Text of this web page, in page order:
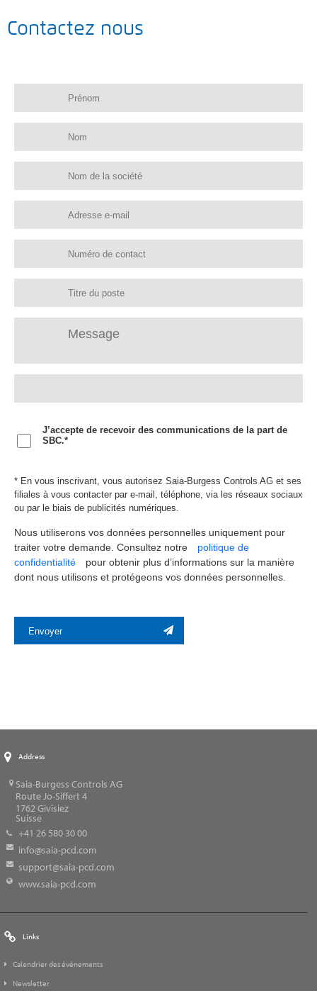
Contactez nous
J’accepte de recevoir des communications de la part de
SBC.*
* En vous inscrivant, vous autorisez Saia-Burgess Controls AG et ses
filiales à vous contacter par e-mail, téléphone, via les réseaux sociaux
ou par le biais de publicités numériques.
Nous utiliserons vos données personnelles uniquement pour
traiter votre demande. Consultez notre
politique de
confidentialité
pour obtenir plus d’informations sur la manière
dont nous utilisons et protégeons vos données personnelles.
Envoyer
Address
Saia-Burgess Controls AG
Route Jo-Siffert 4
1762Givisiez
Suisse
+41 26 580 30 00
info@saia-pcd.com
support@saia-pcd.com
www.saia-pcd.com
Links
Calendrier des événements
Newsletter